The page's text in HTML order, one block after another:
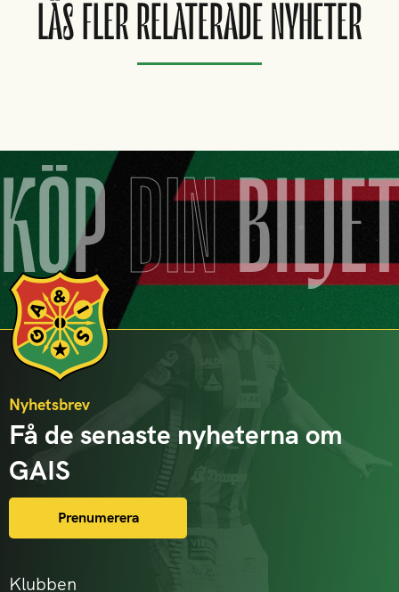
LÄS FLER RELATERADE NYHETER
KÖPDIN
Klubben
Nyhetsbrev
Få de senaste nyheterna om
GAIS
Prenumerera